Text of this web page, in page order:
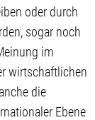
oder durch
sogar noch
im
wirtschaftlichen
die
Ebene